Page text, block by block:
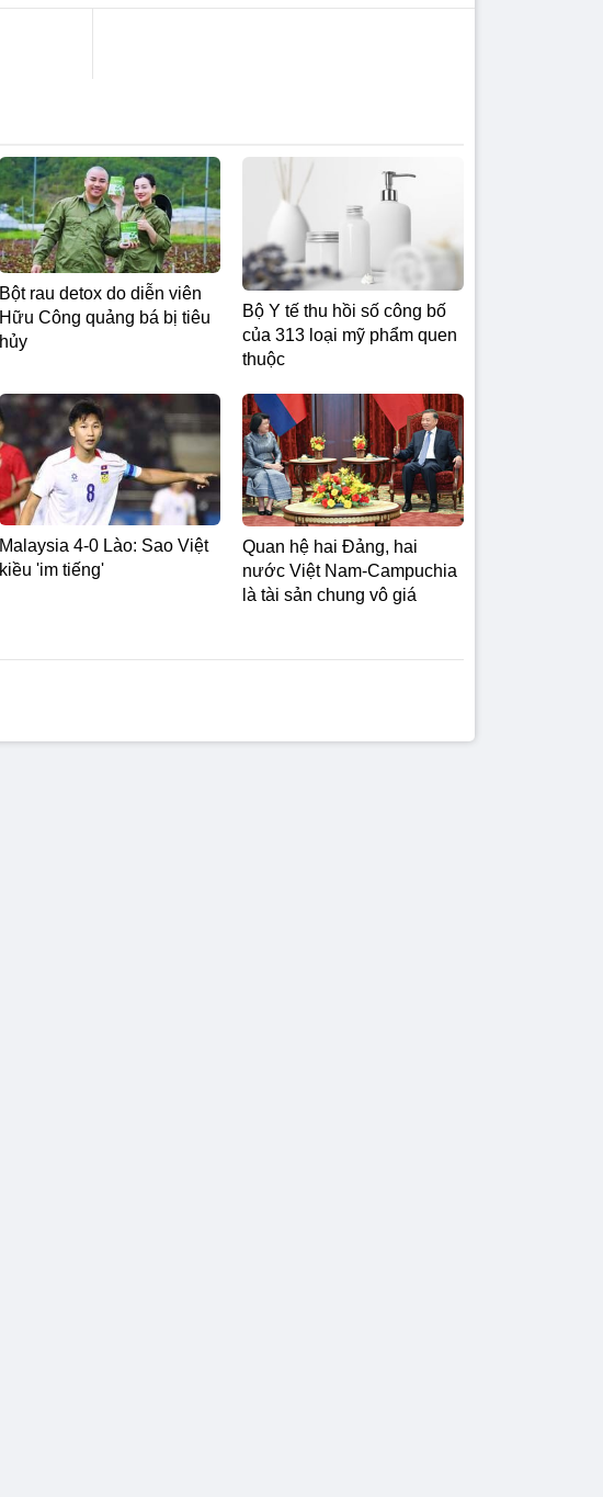
Bột rau detox do diễn viên
Hữu Công quảng bá bị tiêu
hủy
Bộ Y tế thu hồi số công bố
của 313 loại mỹ phẩm quen
thuộc
Malaysia 4-0 Lào: Sao Việt
kiều 'im tiếng'
Quan hệ hai Đảng, hai
nước Việt Nam-Campuchia
là tài sản chung vô giá ​